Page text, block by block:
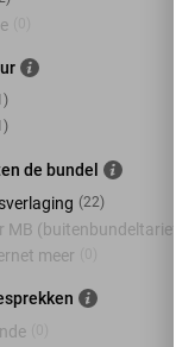
)
)
de bundel
(22)
MB (buitenbundeltarief)
meer